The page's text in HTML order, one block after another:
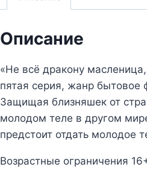
Описание
«Не всё дракону
пятая серия, жанр бытовое
Защищая близняшек от
молодом теле в другом
предстоит отдать молодое
Возрастные ограничения